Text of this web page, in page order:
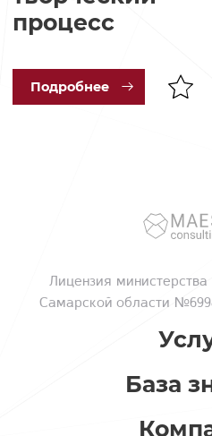
процесс
Подробнее
Лицензия
Самарской области
База